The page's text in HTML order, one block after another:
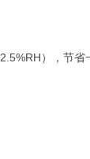
），节省